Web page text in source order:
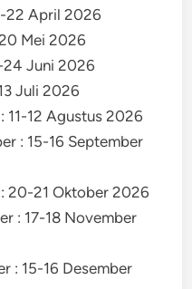
22 April 2026
Mei 2026
24 Juni 2026
Juli 2026
11-12 Agustus 2026
: 15-16 September
20-21 Oktober 2026
: 17-18 November
: 15-16 Desember